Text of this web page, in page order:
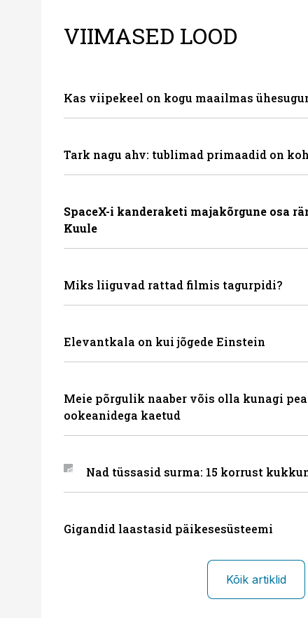
VIIMASED LOOD
Kas viipekeel on kogu maailmas
Tark nagu ahv: tublimad primaadid on
SpaceX-i kanderaketi majakõrgune osa
Kuule
Miks liiguvad rattad filmis tagurpidi?
Elevantkala on kui jõgede Einstein
Meie põrgulik naaber võis olla kunagi
ookeanidega kaetud
Nad tüssasid surma: 15 korrust
Gigandid laastasid päikesesüsteemi
Kõik artiklid